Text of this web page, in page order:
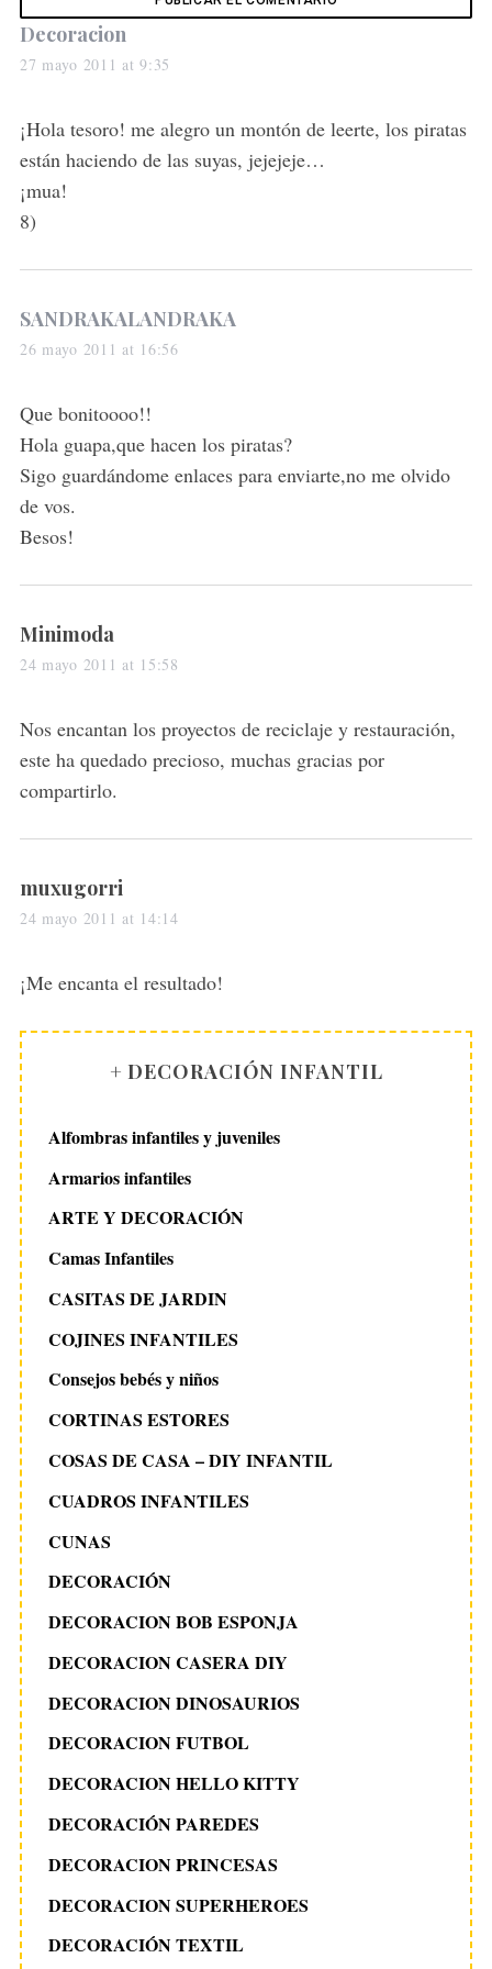
s
a
s
:
Decoracion
27 mayo 2011 at 9:35
¡Hola tesoro! me alegro un montón de leerte, los piratas
están haciendo de las suyas, jejejeje…
¡mua!
8)
s
a
s
:
SANDRAKALANDRAKA
26 mayo 2011 at 16:56
Que bonitoooo!!
Hola guapa,que hacen los piratas?
Sigo guardándome enlaces para enviarte,no me olvido
de vos.
Besos!
s
a
s
:
Minimoda
24 mayo 2011 at 15:58
Nos encantan los proyectos de reciclaje y restauración,
este ha quedado precioso, muchas gracias por
compartirlo.
s
a
s
muxugorri
24 mayo 2011 at 14:14
¡Me encanta el resultado!
+ DECORACIÓN INFANTIL
Alfombras infantiles y juveniles
Armarios infantiles
ARTE Y DECORACIÓN
Camas Infantiles
CASITAS DE JARDIN
COJINES INFANTILES
Consejos bebés y niños
CORTINAS ESTORES
COSAS DE CASA – DIY INFANTIL
CUADROS INFANTILES
CUNAS
DECORACIÓN
DECORACION BOB ESPONJA
DECORACION CASERA DIY
DECORACION DINOSAURIOS
DECORACION FUTBOL
DECORACION HELLO KITTY
DECORACIÓN PAREDES
DECORACION PRINCESAS
DECORACION SUPERHEROES
DECORACIÓN TEXTIL